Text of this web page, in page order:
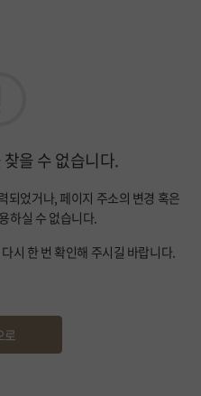
을 수 없습니다.
되었거나, 페이지 주소의 변경 혹은
하실 수 없습니다.
시 한 번 확인해 주시길 바랍니다.
로